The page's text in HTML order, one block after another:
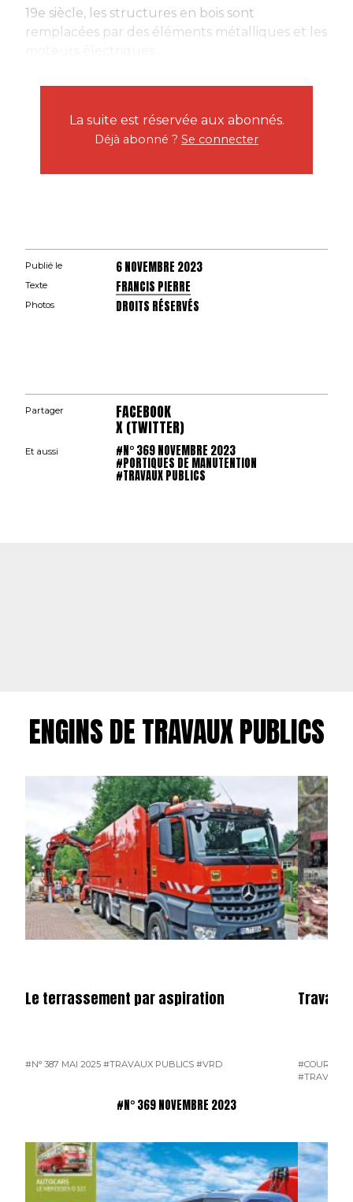
19e siècle, les structures en bois sont
remplacées par des éléments métalliques et les
La suite est réservée aux abonnés.
Déjà abonné ? Se connecter
Publié le 6 NOVEMBRE 2023
Texte FRANCIS PIERRE
Photos DROITS RÉSERVÉS
Partager FACEBOOK
X (TWITTER)
Et aussi #N° 369 NOVEMBRE 2023
#PORTIQUES DE MANUTENTION
#TRAVAUX PUBLICS
ENGINS DE TRAVAUX PUBLICS
Le terrassement par aspiration
#N° 387 MAI 2025 #TRAVAUX PUBLICS #VRD
#COURRIER
#TRAVAUX
#N° 369 NOVEMBRE 2023